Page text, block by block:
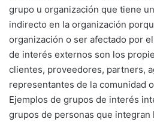
grupo u organización que tiene
indirecto en la organización
organización o ser afectado por
de interés externos son los
clientes, proveedores, partners,
representantes de la comunidad
Ejemplos de grupos de interés
grupos de personas que integran